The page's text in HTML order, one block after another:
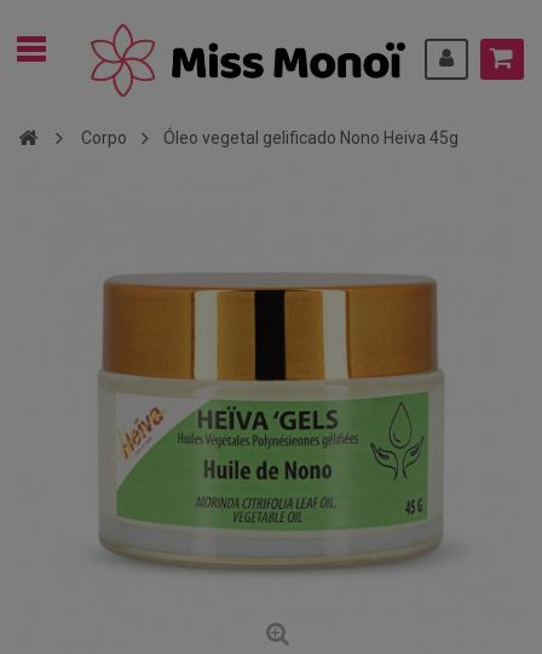
Corpo Óleo vegetal gelificado Nono Heiva 45g